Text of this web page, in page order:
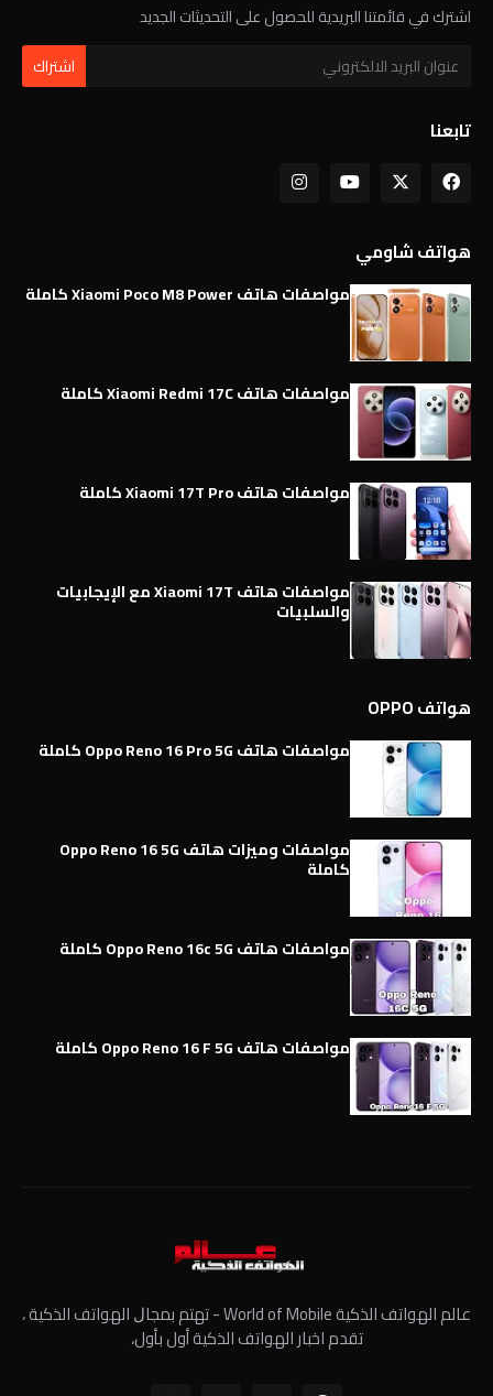
اشترك في قائمتنا البريدية للحصول على التحديثات الجديد
تابعنا
هواتف شاومي
مواصفات هاتف Xiaomi Poco M8 Power كاملة
مواصفات هاتف Xiaomi Redmi 17C كاملة
مواصفات هاتف Xiaomi 17T Pro كاملة
مواصفات هاتف Xiaomi 17T مع الإيجابيات
والسلبيات
هواتف OPPO
مواصفات هاتف Oppo Reno 16 Pro 5G كاملة
مواصفات وميزات هاتف Oppo Reno 16 5G
كاملة
مواصفات هاتف Oppo Reno 16c 5G كاملة
مواصفات هاتف Oppo Reno 16 F 5G كاملة
عالم الهواتف الذكية World of Mobile - ﺗﻬﺘﻢ ﺑﻤﺠﺎﻝ الهواتف الذكية ،
تقدم اخبار الهواتف الذكية أول بأول،